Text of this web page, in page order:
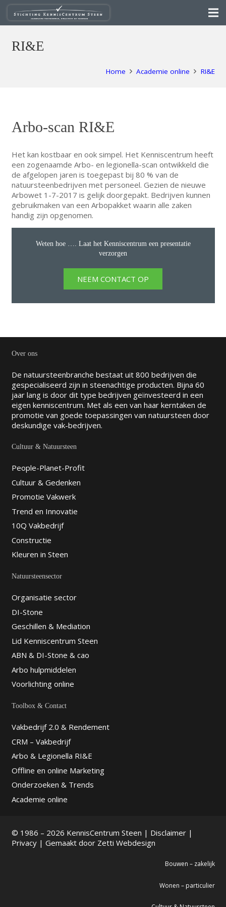
RI&E
Home Academie online RI&E
Arbo-scan RI&E
Het kan kostbaar en ook simpel. Het Kenniscentrum heeft
een zogenaamde Arbo- en legionella-scan ontwikkeld die
de afgelopen jaren is toegepast bij 80 % van de
natuursteenbedrijven met personeel. Gezien de nieuwe
Arbowet 1-7-2017 is gelijk doorgepakt. Bedrijven kunnen
gebruikmaken van een Arbopakket waarin alle zaken
handig zijn opgenomen.
Weten hoe …. Laat het Kenniscentrum een presentatie
verzorgen
NEEM CONTACT OP
Over ons
De natuursteenbranche bestaat uit 800 bedrijven die
gespecialiseerd zijn in steenachtige producten. Bijna 60
jaar lang is door dit type bedrijven geïnvesteerd in een
eigen kenniscentrum. Met als een van haar kerntaken de
promotie van goede toepassingen van natuursteen door
deskundige vak-bedrijven.
Cultuur & Natuursteen
People-Planet-Profit
Cultuur & Gedenken
Promotie Vakwerk
Trend en Innovatie
10Q Vakbedrijf
Constructie
Kleuren in Steen
Natuursteensector
Organisatie sector
DI-Stone
Geschillen & Mediation
Lid Kenniscentrum Steen
ABN & DI-Stone & cao
Arbo hulpmiddelen
Voorlichting online
Toolbox & Contact
Vakbedrijf 2.0 & Rendement
CRM – Vakbedrijf
Arbo & Legionella RI&E
Offline en online Marketing
Onderzoeken & Trends
Academie online
© 1986 – 2026 KennisCentrum Steen | Disclaimer|
Privacy| Gemaakt door Zetti Webdesign
Bouwen – zakelijk
Wonen – particulier